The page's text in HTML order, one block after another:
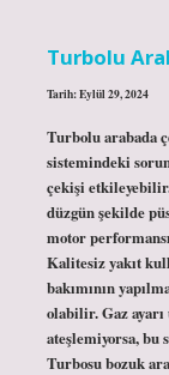
Turbolu
Tarih: Eylül 29, 2024
Turbolu arabada
sistemindeki
çekişi etkileyebilir.
düzgün şekilde
motor
Kalitesiz yakıt
bakımının
olabilir. Gaz ayarı
ateşlemiyorsa,
Turbosu bozuk